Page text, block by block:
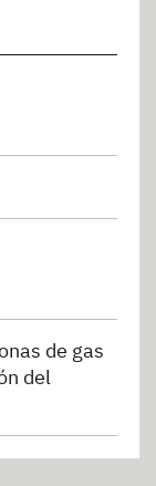
de gas
del